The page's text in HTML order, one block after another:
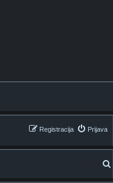
Prijava
Registracija